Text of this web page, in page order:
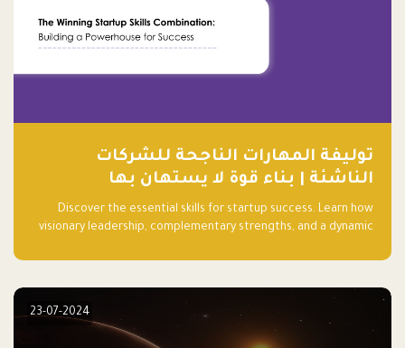
توليفة المهارات الناجحة للشركات
الناشئة | بناء قوة لا يستهان بها
Discover the essential skills for startup success. Learn how
visionary leadership, complementary strengths, and a dynamic
elevate your startup! Follow us @FalakHub
23-07-2024